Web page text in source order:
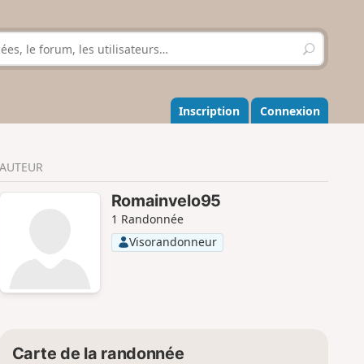
R
e
h
e
r
r
Inscription Connexion
AUTEUR
Romainvelo95
1 Randonnée
Visorandonneur
Carte de la randonnée